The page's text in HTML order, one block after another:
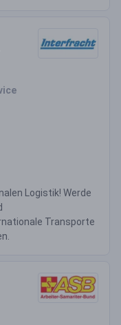
Logistik! Werde
Transporte